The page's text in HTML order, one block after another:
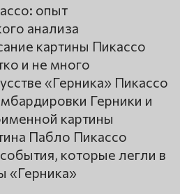
опыт
анализа
картины Пикассо
и не много
«Герника» Пикассо
Герники и
картины
Пабло Пикассо
которые легли в
«Герника»